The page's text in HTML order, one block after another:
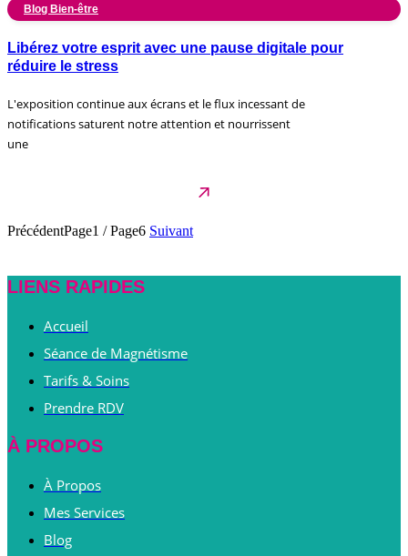
Blog Bien-être
Libérez votre esprit avec une pause digitale pour
réduire le stress
L'exposition continue aux écrans et le flux incessant de
notifications saturent notre attention et nourrissent
une
PrécédentPage1 / Page6 Suivant
LIENS RAPIDES
Accueil
Séance de Magnétisme
Tarifs & Soins
Prendre RDV
À PROPOS
À Propos
Mes Services
Blog